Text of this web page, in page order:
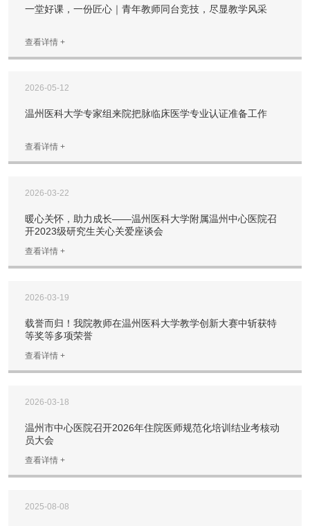
一堂好课，一份匠心｜青年教师同台竞技，尽显教学风采
查看详情 +
2026-05-12
温州医科大学专家组来院把脉临床医学专业认证准备工作
查看详情 +
2026-03-22
暖心关怀，助力成长——温州医科大学附属温州中心医院召
开2023级研究生关心关爱座谈会
查看详情 +
2026-03-19
载誉而归！我院教师在温州医科大学教学创新大赛中斩获特
等奖等多项荣誉
查看详情 +
2026-03-18
温州市中心医院召开2026年住院医师规范化培训结业考核动
员大会
查看详情 +
2025-08-08